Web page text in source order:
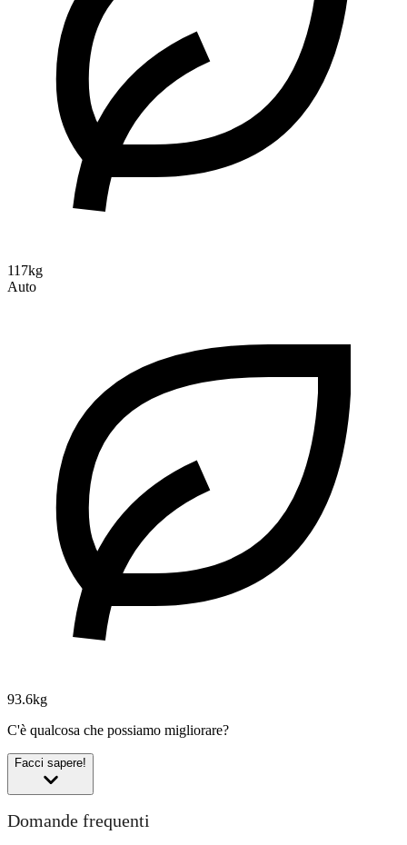
117kg
Auto
93.6kg
C'è qualcosa che possiamo migliorare?
Facci sapere!
Domande frequenti